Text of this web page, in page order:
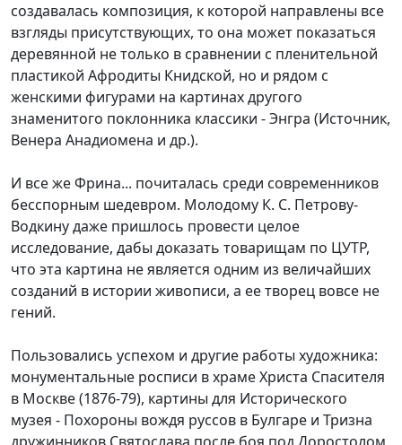
создавалась композиция, к которой направлены все
взгляды присутствующих, то она может показаться
деревянной не только в сравнении с пленительной
пластикой Афродиты Книдской, но и рядом с
женскими фигурами на картинах другого
знаменитого поклонника классики - Энгра (Источник,
Венера Анадиомена и др.).
И все же Фрина... почиталась среди современников
бесспорным шедевром. Молодому К. С. Петрову-
Водкину даже пришлось провести целое
исследование, дабы доказать товарищам по ЦУТР,
что эта картина не является одним из величайших
созданий в истории живописи, а ее творец вовсе не
гений.
Пользовались успехом и другие работы художника:
монументальные росписи в храме Христа Спасителя
в Москве (1876-79), картины для Исторического
музея - Похороны вождя руссов в Булгаре и Тризна